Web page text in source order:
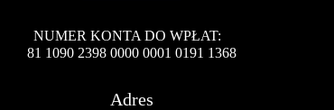
NUMER KONTA DO WPŁAT:
81 1090 2398 0000 0001 0191 1368
Adres